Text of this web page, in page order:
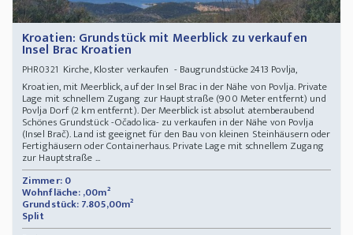
Kroatien: Grundstück mit Meerblick zu verkaufen
Insel Brac Kroatien
PHR0321 Kirche, Kloster verkaufen - Baugrundstücke 2413 Povlja,
Kroatien, mit Meerblick, auf der Insel Brac in der Nähe von Povlja. Private
Lage mit schnellem Zugang zur Hauptstraße (900 Meter entfernt) und
Povlja Dorf (2 km entfernt). Der Meerblick ist absolut atemberaubend
Schönes Grundstück -Očadolica- zu verkaufen in der Nähe von Povlja
(Insel Brač). Land ist geeignet für den Bau von kleinen Steinhäusern oder
Fertighäusern oder Containerhaus. Private Lage mit schnellem Zugang
zur Hauptstraße ...
Zimmer: 0
Wohnfläche: ,00m²
Grundstück: 7.805,00m²
Split